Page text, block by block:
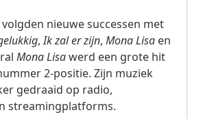
volgden nieuwe successen met
,Ik zal er zijn, Mona Lisa en
Mona Lisawerd een grote hit
2‑positie. Zijn muziek
gedraaid op radio,
streamingplatforms.